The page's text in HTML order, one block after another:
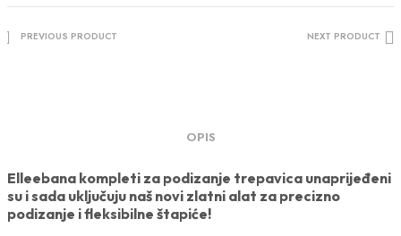
paket
količina
PREVIOUS PRODUCT NEXT PRODUCT
OPIS
Elleebana kompleti za podizanje trepavica unaprijeđeni
su i sada uključuju naš novi zlatni alat za precizno
podizanje i fleksibilne štapiće!